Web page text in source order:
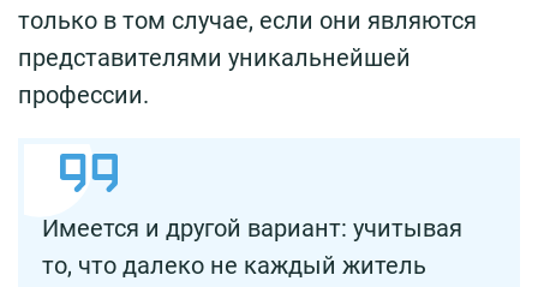
только в том случае, если они являются
представителями уникальнейшей
профессии.
Имеется и другой вариант: учитывая
то, что далеко не каждый житель